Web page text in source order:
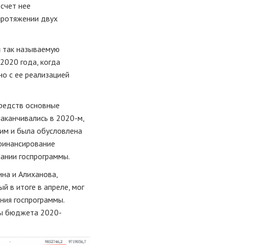
нее
двух
называемую
года, когда
с ее реализацией
основные
в 2020-м,
и была обусловлена
госпрограммы.
и Алиханова,
в итоге в апреле, мог
госпрограммы.
бюджета 2020-